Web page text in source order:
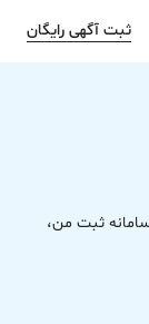
ثبت آگهی رایگان
ثبت من،